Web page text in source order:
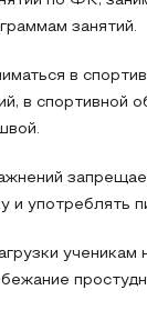
занятий.
в
в спортивной
и употреблять
ученикам